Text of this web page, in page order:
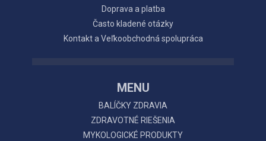
Doprava a platba
Často kladené otázky
Kontakt a Veľkoobchodná spolupráca
MENU
BALÍČKY ZDRAVIA
ZDRAVOTNÉ RIEŠENIA
MYKOLOGICKÉ PRODUKTY